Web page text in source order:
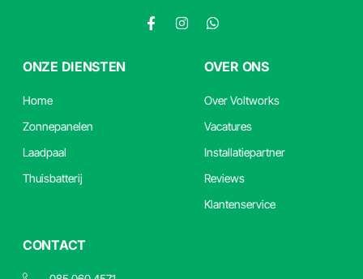
ONZE DIENSTEN
Home
Zonnepanelen
Laadpaal
Thuisbatterij
OVER ONS
Over Voltworks
Vacatures
Installatiepartner
Reviews
Klantenservice
CONTACT